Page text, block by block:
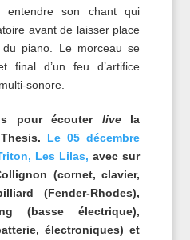
entendre son chant qui
avant de laisser place
piano. Le morceau se
final d’un feu d’artifice
sonore.
pour écouter livela
Le 05 décembre
Les Lilas, avec sur
(cornet, clavier,
(Fender-Rhodes),
(basse électrique),
électroniques) et